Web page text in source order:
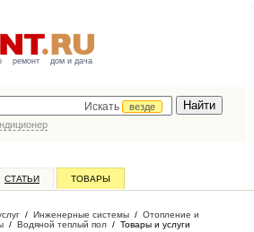
ремонт дом и дача
Искать
везде
СТАТЬИ ТОВАРЫ
/ Инженерные системы / Отопление и
/ Водяной теплый пол / Товары и услуги